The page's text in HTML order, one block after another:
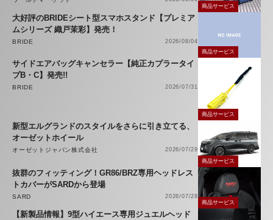
商品サービス
大好評のBRIDEシート型スマホスタンド【プレミア
ムシリーズ 織戸茉彩】発売！
BRIDE
2026/08/04
商品サービス
サイドエアバッグキャンセラー【純正カプラータイ
プB・C】発売!!
BRIDE 2026/07/31
商品サービス
新型エルグランドのスタイルをさらに引き立てる、
オーゼットホイール
オーゼットジャパン株式会社
2026/07/29
商品サービス
抜群のフィッティング！GR86/BRZ専用ヘッドレス
トカバーがSARDから登場
SARD
2026/07/28
商品サービス
【新製品情報】9型ハイエース専用ジュエルヘッド